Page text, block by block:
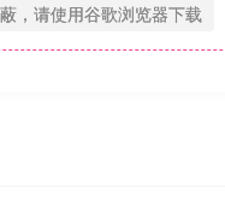
，请使用谷歌浏览器下载